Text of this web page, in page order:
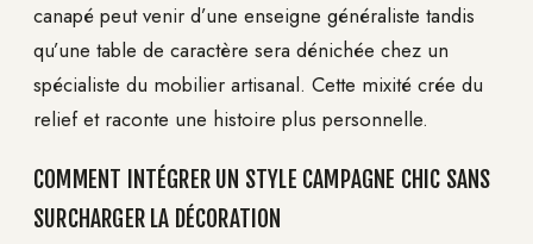
canapé peut venir d’une enseigne généraliste tandis
qu’une table de caractère sera dénichée chez un
spécialiste du mobilier artisanal. Cette mixité crée du
relief et raconte une histoire plus personnelle.
COMMENT INTÉGRER UN STYLE CAMPAGNE CHIC SANS
SURCHARGER LA DÉCORATION